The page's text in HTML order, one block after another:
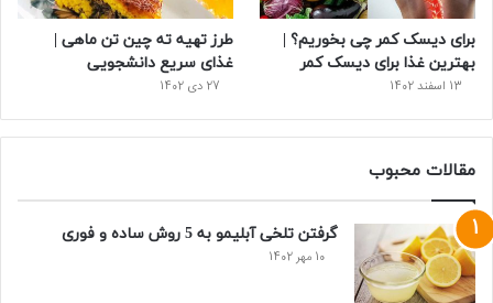
برای دیسک کمر چی بخوریم؟ |
بهترین غذا برای دیسک کمر
13 اسفند 1402
طرز تهیه ته چین تن ماهی |
غذای سریع دانشجویی
27 دی 1402
مقالات محبوب
گرفتن تلخی آبلیمو به 5 روش ساده و فوری
10 مهر 1402